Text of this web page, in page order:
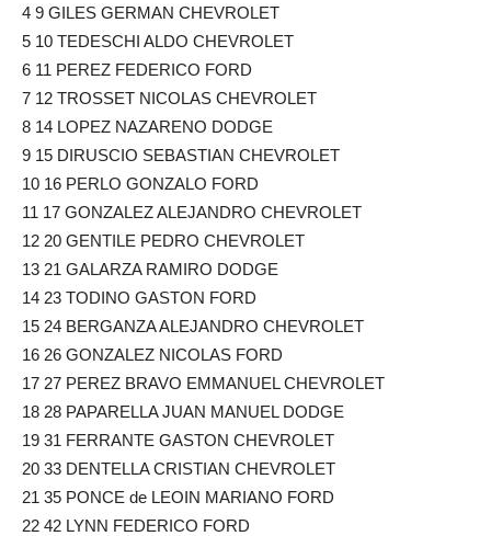
4 9 GILES GERMAN CHEVROLET
5 10 TEDESCHI ALDO CHEVROLET
6 11 PEREZ FEDERICO FORD
7 12 TROSSET NICOLAS CHEVROLET
8 14 LOPEZ NAZARENO DODGE
9 15 DIRUSCIO SEBASTIAN CHEVROLET
10 16 PERLO GONZALO FORD
11 17 GONZALEZ ALEJANDRO CHEVROLET
12 20 GENTILE PEDRO CHEVROLET
13 21 GALARZA RAMIRO DODGE
14 23 TODINO GASTON FORD
15 24 BERGANZA ALEJANDRO CHEVROLET
16 26 GONZALEZ NICOLAS FORD
17 27 PEREZ BRAVO EMMANUEL CHEVROLET
18 28 PAPARELLA JUAN MANUEL DODGE
19 31 FERRANTE GASTON CHEVROLET
20 33 DENTELLA CRISTIAN CHEVROLET
21 35 PONCE de LEOIN MARIANO FORD
22 42 LYNN FEDERICO FORD